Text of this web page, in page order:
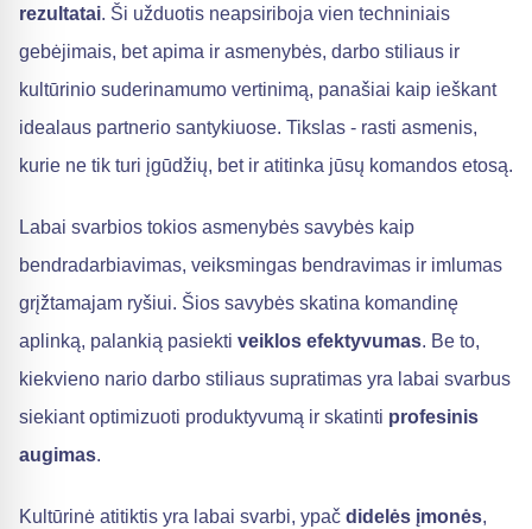
rezultatai. Ši užduotis neapsiriboja vien techniniais
gebėjimais, bet apima ir asmenybės, darbo stiliaus ir
kultūrinio suderinamumo vertinimą, panašiai kaip ieškant
idealaus partnerio santykiuose. Tikslas - rasti asmenis,
kurie ne tik turi įgūdžių, bet ir atitinka jūsų komandos etosą.
Labai svarbios tokios asmenybės savybės kaip
bendradarbiavimas, veiksmingas bendravimas ir imlumas
grįžtamajam ryšiui. Šios savybės skatina komandinę
aplinką, palankią pasiekti veiklos efektyvumas. Be to,
kiekvieno nario darbo stiliaus supratimas yra labai svarbus
siekiant optimizuoti produktyvumą ir skatinti profesinis
augimas.
Kultūrinė atitiktis yra labai svarbi, ypač didelės įmonės,